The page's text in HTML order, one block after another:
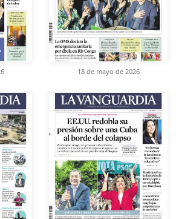
18 de mayo de 2026